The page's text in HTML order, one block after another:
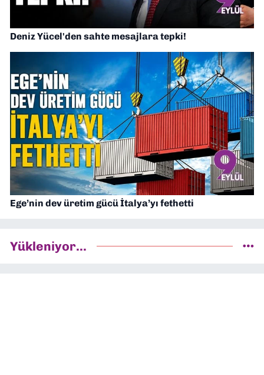
Deniz Yücel'den sahte mesajlara tepki!
Ege’nin dev üretim gücü İtalya’yı fethetti
Yükleniyor...